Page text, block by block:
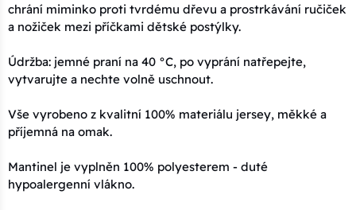
chrání miminko proti tvrdému dřevu a prostrkávání ručiček
a nožiček mezi příčkami dětské postýlky.
Údržba: jemné praní na 40 °C, po vyprání natřepejte,
vytvarujte a nechte volně uschnout.
Vše vyrobeno z kvalitní 100% materiálu jersey, měkké a
příjemná na omak.
Mantinel je vyplněn 100% polyesterem - duté
hypoalergenní vlákno.